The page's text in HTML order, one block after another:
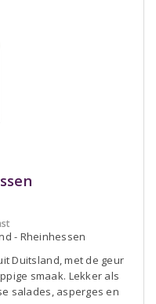
- Rheinhessen
Duitsland, met de geur
smaak. Lekker als
salades, asperges en